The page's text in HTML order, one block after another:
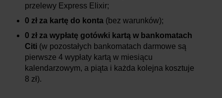
przelewy Express Elixir;
0 zł za kartę do konta(bez warunków);
0 zł za wypłatę gotówki kartą w bankomatach
Citi (w pozostałych bankomatach darmowe są
pierwsze 4 wypłaty kartą w miesiącu
kalendarzowym, a piąta i każda kolejna kosztuje
8 zł).